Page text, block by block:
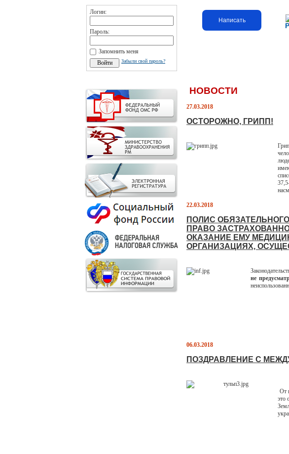
Логин:
Пароль:
Запомнить меня
Забыли свой пароль?
Написать
НОВОСТИ
27.03.2018
ОСТОРОЖНО, ГРИПП!
22.03.2018
ПОЛИС
ПРАВО
ОКАЗАНИЕ ЕМУ
ОРГАНИЗАЦИЯХ,
не
06.03.2018
ПОЗДРАВЛЕНИЕ С
От
это